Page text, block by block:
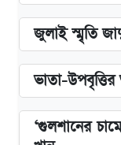
জুলাই স্মৃতি
ভাতা-
‘গুলশানের